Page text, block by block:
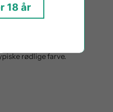
den blev udgivet på
rødlige farve.
18 år